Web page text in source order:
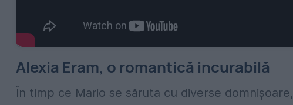
Alexia Eram, o romantică incurabilă
În timp ce Mario se săruta cu diverse domnișoare,